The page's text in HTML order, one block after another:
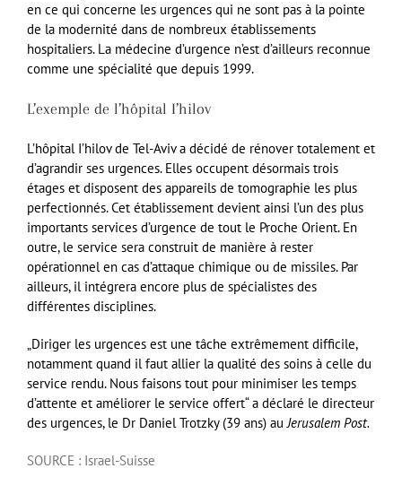
en ce qui concerne les urgences qui ne sont pas à la pointe
de la modernité dans de nombreux établissements
hospitaliers. La médecine d’urgence n’est d’ailleurs reconnue
comme une spécialité que depuis 1999.
L’exemple de l’hôpital I’hilov
L’hôpital I’hilov de Tel-Aviv a décidé de rénover totalement et
d’agrandir ses urgences. Elles occupent désormais trois
étages et disposent des appareils de tomographie les plus
perfectionnés. Cet établissement devient ainsi l’un des plus
importants services d’urgence de tout le Proche Orient. En
outre, le service sera construit de manière à rester
opérationnel en cas d’attaque chimique ou de missiles. Par
ailleurs, il intégrera encore plus de spécialistes des
différentes disciplines.
„Diriger les urgences est une tâche extrêmement difficile,
notamment quand il faut allier la qualité des soins à celle du
service rendu. Nous faisons tout pour minimiser les temps
d’attente et améliorer le service offert“ a déclaré le directeur
des urgences, le Dr Daniel Trotzky (39 ans) auJerusalem Post.
SOURCE : Israel-Suisse